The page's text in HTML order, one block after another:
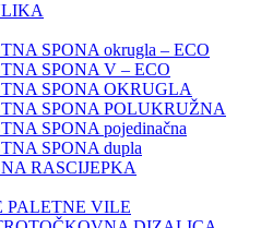
SPONA okrugla – ECO
SPONA V – ECO
SPONA OKRUGLA
SPONA POLUKRUŽNA
SPONA pojedinačna
SPONA dupla
RASCIJEPKA
PALETNE VILE